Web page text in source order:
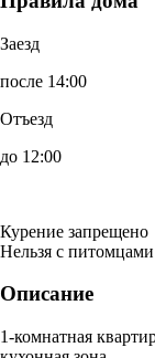
Заезд
после 14:00
Отъезд
до 12:00
Курение запрещено
Нельзя с питомцами
Описание
1-комнатная